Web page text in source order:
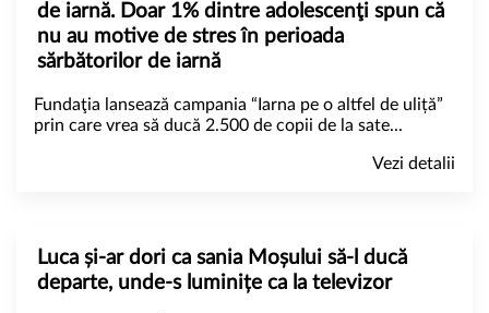
de iarnă. Doar 1% dintre adolescenţi spun că
nu au motive de stres în perioada
sărbătorilor de iarnă
Fundaţia lansează campania “Iarna pe o altfel de uliță”
prin care vrea să ducă 2.500 de copii de la sate...
Vezi detalii
Luca și-ar dori ca sania Moșului să-l ducă
departe, unde-s luminițe ca la televizor